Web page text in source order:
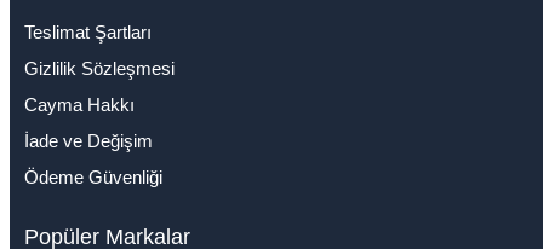
Teslimat Şartları
Gizlilik Sözleşmesi
Cayma Hakkı
İade ve Değişim
Ödeme Güvenliği
Popüler Markalar